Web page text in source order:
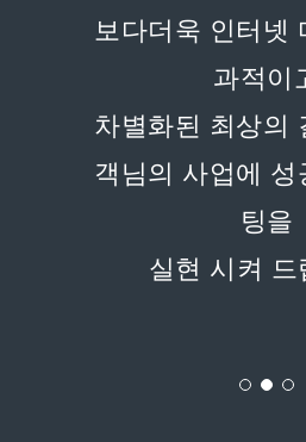
연구ㆍ
방문자의 연령대
을
분석 보다 효율적
행됩니다.